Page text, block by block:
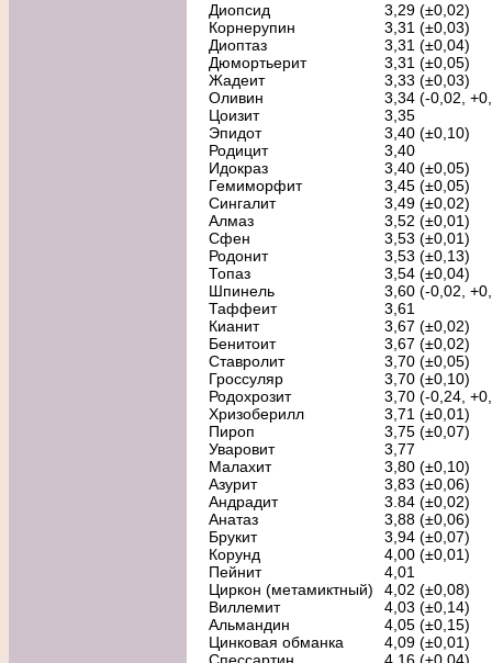
Диопсид
3,29 (±0,02)
Корнерупин
3,31 (±0,03)
Диоптаз
3,31 (±0,04)
Дюмортьерит
3,31 (±0,05)
Жадеит
3,33 (±0,03)
Оливин
3,34 (-0,02,
Цоизит
3,35
Эпидот
3,40 (±0,10)
Родицит
3,40
Идокраз
3,40 (±0,05)
Гемиморфит
3,45 (±0,05)
Сингалит
3,49 (±0,02)
Алмаз
3,52 (±0,01)
Сфен
3,53 (±0,01)
Родонит
3,53 (±0,13)
Топаз
3,54 (±0,04)
Шпинель
3,60 (-0,02,
Таффеит
3,61
Кианит
3,67 (±0,02)
Бенитоит
3,67 (±0,02)
Ставролит
3,70 (±0,05)
Гроссуляр
3,70 (±0,10)
Родохрозит
3,70 (-0,24,
Хризоберилл
3,71 (±0,01)
Пироп
3,75 (±0,07)
Уваровит
3,77
Малахит
3,80 (±0,10)
Азурит
3,83 (±0,06)
Андрадит
3.84 (±0,02)
Анатаз
3,88 (±0,06)
Брукит
3,94 (±0,07)
Корунд
4,00 (±0,01)
Пейнит
4,01
Циркон (метамиктный)
4,02 (±0,08)
Виллемит
4,03 (±0,14)
Альмандин
4,05 (±0,15)
Цинковая обманка
4,09 (±0,01)